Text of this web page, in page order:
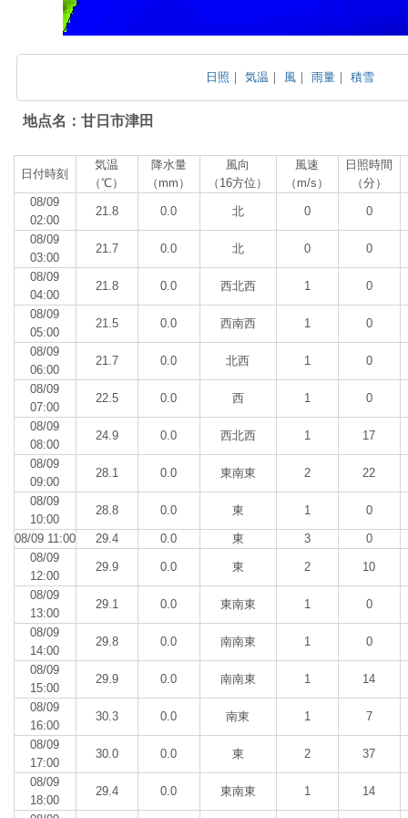
日照 ｜気温 ｜ 風 ｜雨量 ｜積雪
地点名：甘日市津田
日付時刻
気温
（℃）
降水量
（mm）
風向
（16方位）
風速
（m/s）
日照時間
（分）
08/09
02:00
21.8 0.0 北 0 0
08/09
03:00
21.7 0.0 北 0 0
08/09
04:00
21.8 0.0 西北西 1 0
08/09
05:00
21.5 0.0 西南西 1 0
08/09
06:00
21.7 0.0 北西 1 0
08/09
07:00
22.5 0.0 西 1 0
08/09
08:00
24.9 0.0 西北西 1 17
08/09
09:00
28.1 0.0 東南東 2 22
08/09
10:00
28.8 0.0 東 1 0
08/09 11:00 29.4 0.0 東 3
0
08/09
12:00
29.9 0.0 東 2 10
08/09
13:00
29.1 0.0 東南東 1 0
08/09
14:00
29.8 0.0 南南東 1 0
08/09
15:00
29.9 0.0 南南東 1 14
08/09
16:00
30.3 0.0 南東 1 7
08/09
17:00
30.0 0.0 東 2 37
08/09
18:00
29.4 0.0 東南東 1 14